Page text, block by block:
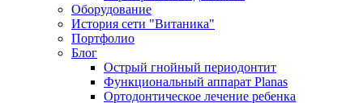
Оборудование
История сети "Витаника"
Портфолио
Блог
Острый гнойный периодонтит
Функциональный аппарат Planas
Ортодонтическое лечение ребенка